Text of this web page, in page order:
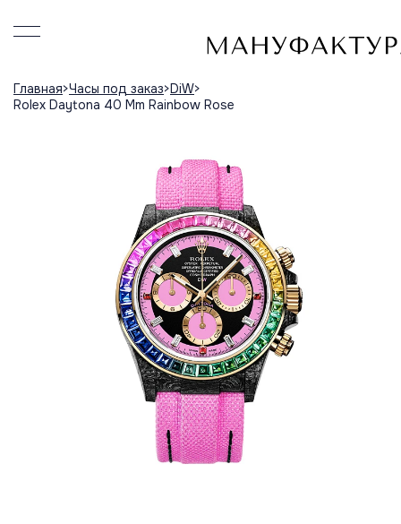
Главная Часы под заказ DiW
Rolex Daytona 40 Mm Rainbow Rose